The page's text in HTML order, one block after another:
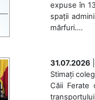
expuse în
spații
mărfuri....
31.07.2026
Stimați
Căii Ferate